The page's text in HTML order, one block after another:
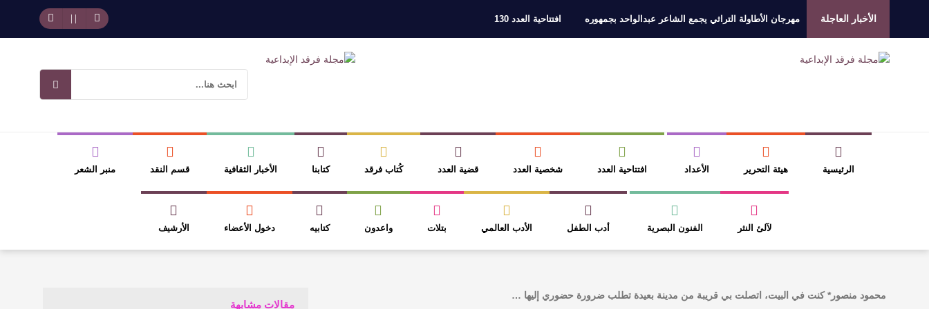
الأخبار العاجلة مهرجان الأطاولة التراثي يجمع الشاعر عبدالواحد بجمهوره افتتاحية العدد 130
القيمة الأدبية بين استحقاق النص وسلطة الجائزة
عتبات التأويل وقراءة التشكيل الصوفي والفلسفي في “مملكة الله” للدكتور محمد بدوي عنترة بن شداد… الشاعر الفارس
الرئيسية هيئة التحرير الأعداد افتتاحية العدد شخصية العدد قضية العدد كُتاب فرقد كتابنا الأخبار الثقافية قسم النقد منبر الشعر
لآلئ النثر الفنون البصرية أدب الطفل الأدب العالمي بتلات واعدون كتابيه دخول الأعضاء الأرشيف
مقالات مشابهة
محمود منصور* كنت في البيت، اتصلت بي قريبة من مدينة بعيدة تطلب ضرورة حضوري إليها …